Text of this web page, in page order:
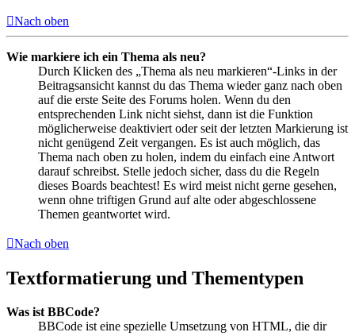
Nach oben
Wie markiere ich ein Thema als neu?
Durch Klicken des „Thema als neu markieren“-Links in der
Beitragsansicht kannst du das Thema wieder ganz nach oben
auf die erste Seite des Forums holen. Wenn du den
entsprechenden Link nicht siehst, dann ist die Funktion
möglicherweise deaktiviert oder seit der letzten Markierung ist
nicht genügend Zeit vergangen. Es ist auch möglich, das
Thema nach oben zu holen, indem du einfach eine Antwort
darauf schreibst. Stelle jedoch sicher, dass du die Regeln
dieses Boards beachtest! Es wird meist nicht gerne gesehen,
wenn ohne triftigen Grund auf alte oder abgeschlossene
Themen geantwortet wird.
Nach oben
Textformatierung und Thementypen
Was ist BBCode?
BBCode ist eine spezielle Umsetzung von HTML, die dir